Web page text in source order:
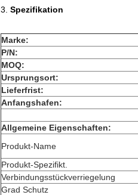
3. Spezifikation
Marke:
P/N:
MOQ:
Ursprungsort:
Lieferfrist:
Anfangshafen:
Allgemeine Eigenschaften:
Produkt-Name
Produkt-Spezifikt.
Verbindungsstückverriegelung
Grad Schutz